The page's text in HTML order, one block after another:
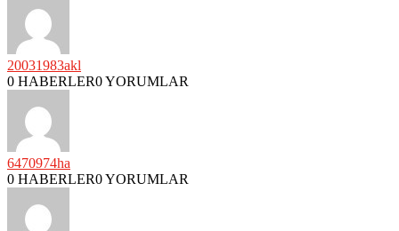
20031983akl
0 HABERLER0 YORUMLAR
6470974ha
0 HABERLER0 YORUMLAR